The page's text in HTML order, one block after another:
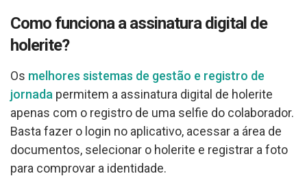
Como funciona a assinatura digital de
holerite?
Os melhores sistemas de gestão e registro de
jornada permitem a assinatura digital de holerite
apenas com o registro de uma selfie do colaborador.
Basta fazer o login no aplicativo, acessar a área de
documentos, selecionar o holerite e registrar a foto
para comprovar a identidade.